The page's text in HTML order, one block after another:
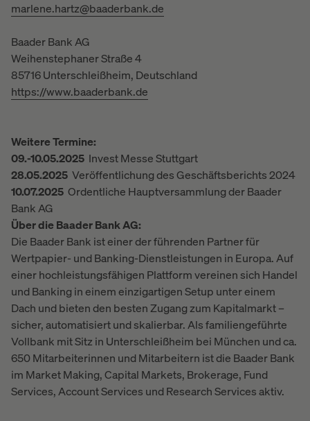
marlene.hartz@baaderbank.de
Baader Bank AG
Weihenstephaner Straße 4
85716 Unterschleißheim, Deutschland
https://www.baaderbank.de
Weitere Termine:
09.-10.05.2025 Invest Messe Stuttgart
28.05.2025 Veröffentlichung des Geschäftsberichts 2024
10.07.2025 Ordentliche Hauptversammlung der Baader
Bank AG
Über die Baader Bank AG:
Die Baader Bank ist einer der führenden Partner für
Wertpapier- und Banking-Dienstleistungen in Europa. Auf
einer hochleistungsfähigen Plattform vereinen sich Handel
und Banking in einem einzigartigen Setup unter einem
Dach und bieten den besten Zugang zum Kapitalmarkt –
sicher, automatisiert und skalierbar. Als familiengeführte
Vollbank mit Sitz in Unterschleißheim bei München und ca.
650 Mitarbeiterinnen und Mitarbeitern ist die Baader Bank
im Market Making, Capital Markets, Brokerage, Fund
Services, Account Services und Research Services aktiv.